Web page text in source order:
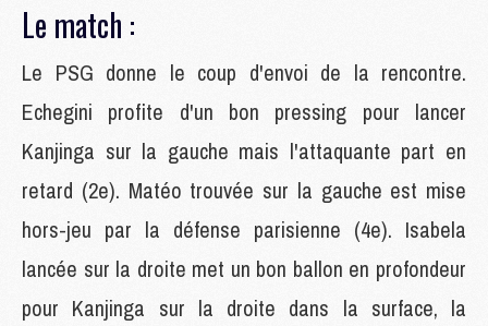
Le match :
Le PSG donne le coup d'envoi de la rencontre.
Echegini profite d'un bon pressing pour lancer
Kanjinga sur la gauche mais l'attaquante part en
retard (2e). Matéo trouvée sur la gauche est mise
hors-jeu par la défense parisienne (4e). Isabela
lancée sur la droite met un bon ballon en profondeur
pour Kanjinga sur la droite dans la surface, la